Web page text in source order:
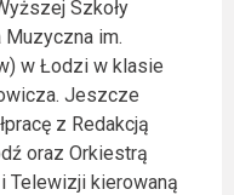
Szkoły
im.
w Łodzi w klasie
Jeszcze
z Redakcją
oraz Orkiestrą
Telewizji kierowaną